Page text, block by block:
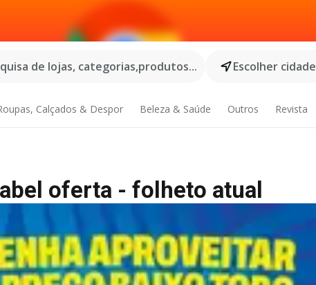
de lojas, categorias,produtos...
Escolher cidade
Calçados & Despor Beleza & Saúde Outros Revista
oferta - folheto atual